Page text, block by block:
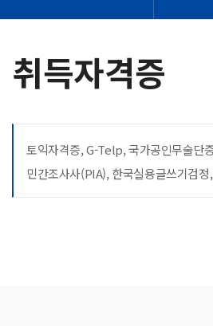
취득자격증
토익자격증, G-Telp, 국가공인무술단
민간조사사(PIA), 한국실용글쓰기검